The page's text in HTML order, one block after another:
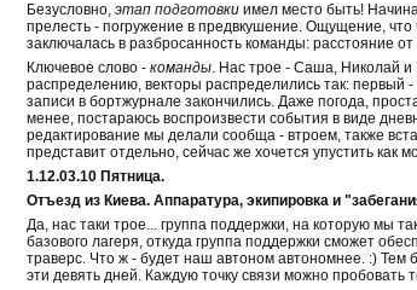
Безусловно, этап подготовкиимел место быть! Начина
прелесть - погружение в предвкушение. Ощущение,
заключалась в разбросанность команды: расстояние
Ключевое слово - команды. Нас трое - Саша, Николай и
распределению, векторы распределились так: первый
записи в бортжурнале закончились. Даже погода,
менее, постараюсь воспроизвести события в виде
редактирование мы делали сообща - втроем, также
представит отдельно, сейчас же хочется упустить
1.12.03.10 Пятница.
Отъезд из Киева. Аппаратура, экипировка и
Да, нас таки трое... группа поддержки, на которую мы
базового лагеря, откуда группа поддержки сможет
траверс. Что ж - будет наш автоном автономнее. :) Тем
эти девять дней. Каждую точку связи можно пробовать